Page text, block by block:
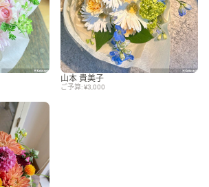
山本 貴美子
ご予算: ¥3,000